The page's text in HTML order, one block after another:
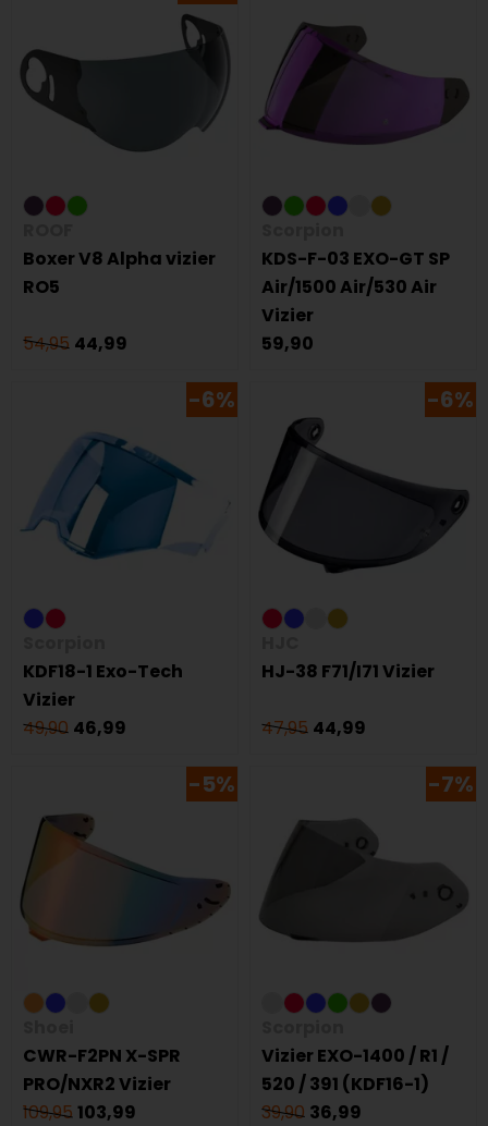
Boxer V8 Alpha vizier
RO5
54,95 44,99
KDS-F-03 EXO-GT SP
Air/1500 Air/530 Air
Vizier
59,90
-6%
KDF18-1 Exo-Tech
Vizier
49,90 46,99
-6%
HJ-38 F71/I71 Vizier
47,95 44,99
-5%
CWR-F2PN X-SPR
PRO/NXR2 Vizier
109,95 103,99
-7%
Vizier EXO-1400 / R1 /
520 / 391 (KDF16-1)
39,90 36,99